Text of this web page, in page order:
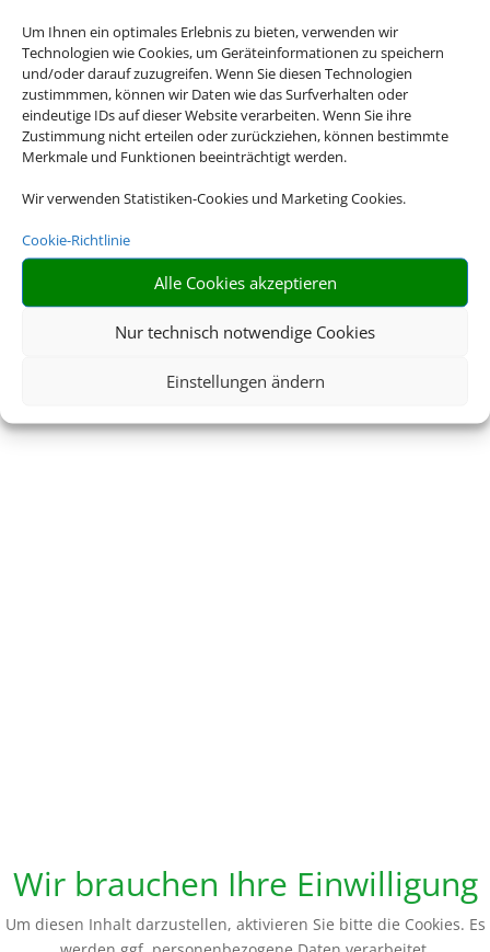
Um Ihnen ein optimales Erlebnis zu bieten, verwenden wir
Technologien wie Cookies, um Geräteinformationen zu speichern
und/oder darauf zuzugreifen. Wenn Sie diesen Technologien
zustimmmen, können wir Daten wie das Surfverhalten oder
eindeutige IDs auf dieser Website verarbeiten. Wenn Sie ihre
Zustimmung nicht erteilen oder zurückziehen, können bestimmte
Merkmale und Funktionen beeinträchtigt werden.
Wir verwenden Statistiken-Cookies und Marketing Cookies.
Cookie-Richtlinie
Alle Cookies akzeptieren
Nur technisch notwendige Cookies
Einstellungen ändern
Wir brauchen Ihre Einwilligung
Um diesen Inhalt darzustellen, aktivieren Sie bitte die Cookies. Es